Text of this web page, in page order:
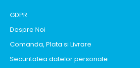
GDPR
Despre Noi
Comanda, Plata si Livrare
Securitatea datelor personale